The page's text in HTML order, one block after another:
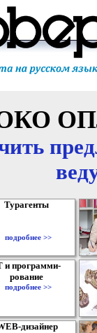
Турагенты
подробнее >>
и программи-
рование
подробнее >>
дизайнер